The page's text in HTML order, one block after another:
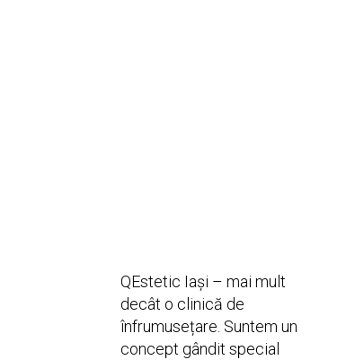
QEstetic Iași – mai mult
decât o clinică de
înfrumusețare. Suntem un
concept gândit special